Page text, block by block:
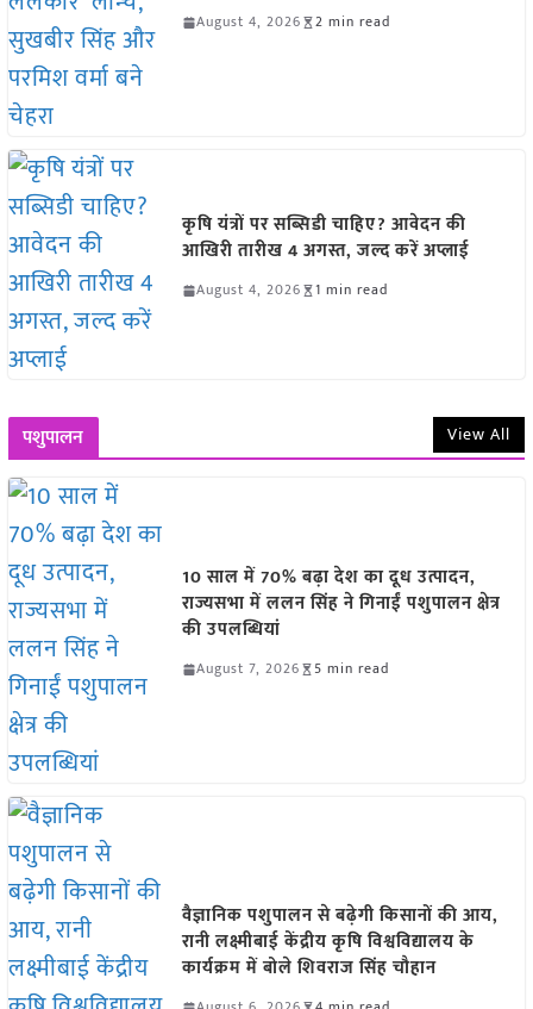
August 4, 2026 2 min read
कृषि यंत्रों पर सब्सिडी चाहिए? आवेदन की
आखिरी तारीख 4 अगस्त, जल्द करें अप्लाई
August 4, 2026 1 min read
पशुपालन View All
10 साल में 70% बढ़ा देश का दूध उत्पादन,
राज्यसभा में ललन सिंह ने गिनाईं पशुपालन क्षेत्र
की उपलब्धियां
August 7, 2026 5 min read
वैज्ञानिक पशुपालन से बढ़ेगी किसानों की आय,
रानी लक्ष्मीबाई केंद्रीय कृषि विश्वविद्यालय के
कार्यक्रम में बोले शिवराज सिंह चौहान